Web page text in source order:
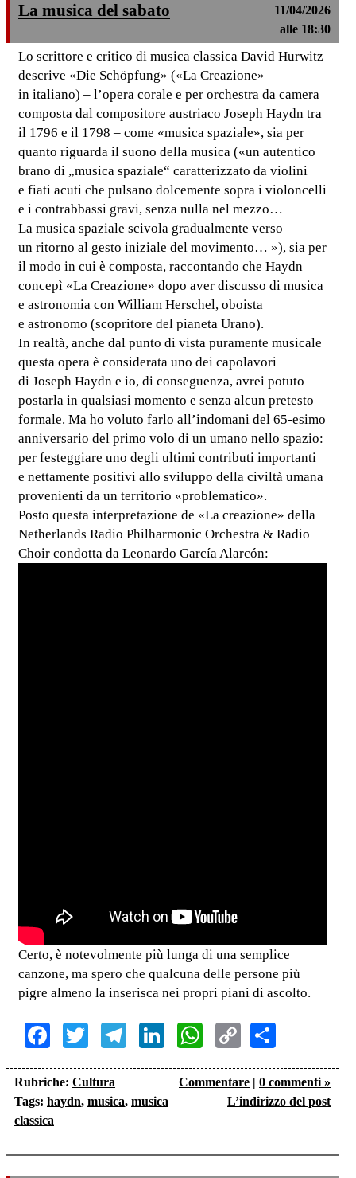
La musica del sabato
11/04/2026
alle 18:30
Lo scrittore e critico di musica classica David Hurwitz
descrive «Die Schöpfung» («La Creazione»
in italiano) – l’opera corale e per orchestra da camera
composta dal compositore austriaco Joseph Haydn tra
il 1796 e il 1798 – come «musica spaziale», sia per
quanto riguarda il suono della musica («un autentico
brano di „musica spaziale“ caratterizzato da violini
e fiati acuti che pulsano dolcemente sopra i violoncelli
e i contrabbassi gravi, senza nulla nel mezzo…
La musica spaziale scivola gradualmente verso
un ritorno al gesto iniziale del movimento… »), sia per
il modo in cui è composta, raccontando che Haydn
concepì «La Creazione» dopo aver discusso di musica
e astronomia con William Herschel, oboista
e astronomo (scopritore del pianeta Urano).
In realtà, anche dal punto di vista puramente musicale
questa opera è considerata uno dei capolavori
di Joseph Haydn e io, di conseguenza, avrei potuto
postarla in qualsiasi momento e senza alcun pretesto
formale. Ma ho voluto farlo all’indomani del 65-esimo
anniversario del primo volo di un umano nello spazio:
per festeggiare uno degli ultimi contributi importanti
e nettamente positivi allo sviluppo della civiltà umana
provenienti da un territorio «problematico».
Posto questa interpretazione de «La creazione» della
Netherlands Radio Philharmonic Orchestra & Radio
Choir condotta da Leonardo García Alarcón:
Certo, è notevolmente più lunga di una semplice
canzone, ma spero che qualcuna delle persone più
pigre almeno la inserisca nei propri piani di ascolto.
Facebook
TwitterTelegram
LinkedInWhatsApp
Copy
Link
Rubriche: Cultura
Tags: haydn, musica, musica
classica
Commentare | 0 commenti »
L’indirizzo del post